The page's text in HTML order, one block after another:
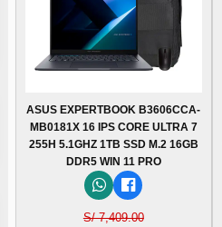
ASUS EXPERTBOOK B3606CCA-
MB0181X 16 IPS CORE ULTRA 7
255H 5.1GHZ 1TB SSD M.2 16GB
DDR5 WIN 11 PRO
S/ 7,409.00